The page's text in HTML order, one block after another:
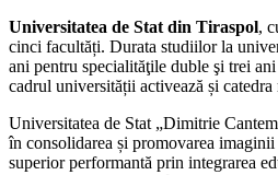
Universitatea de Stat din Tiraspol,
cinci facultăți. Durata studiilor la
ani pentru specialităţile duble şi trei
cadrul universității activează și catedra
Universitatea de Stat „Dimitrie
în consolidarea și promovarea
superior performantă prin integrarea